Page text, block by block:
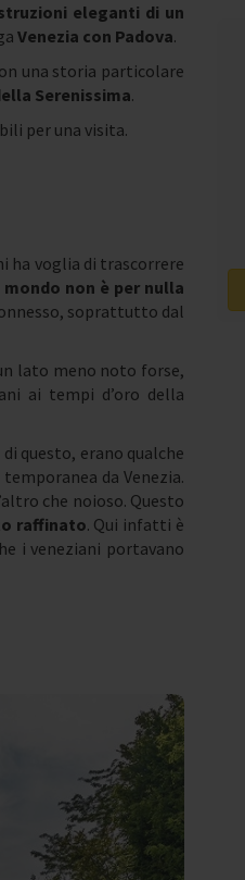
eleganti di un
Venezia con Padova.
una storia particolare
Serenissima.
per una visita.
ha voglia di trascorrere
non è per nulla
soprattutto dal
lato meno noto forse,
ai tempi d’oro della
questo, erano qualche
da Venezia.
che noioso. Questo
raffinato. Qui infatti è
i veneziani portavano